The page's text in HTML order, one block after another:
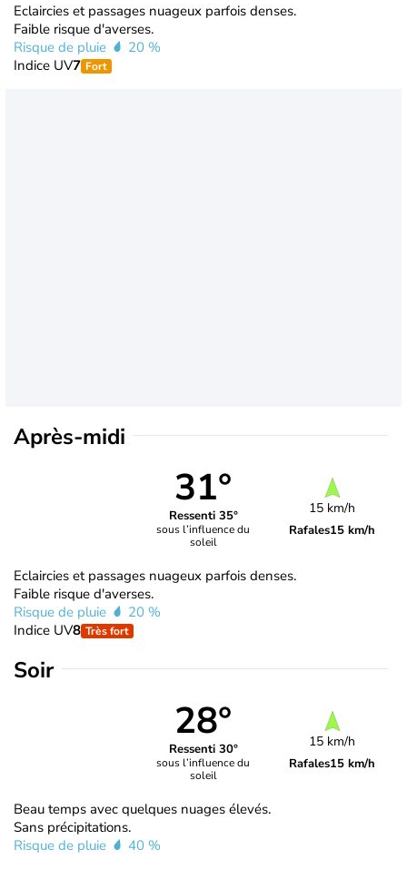
Eclaircies et passages nuageux parfois denses.
Faible risque d'averses.
Risque de pluie
20 %
Indice UV7 Fort
Après-midi
31°
Ressenti 35°
sous l’influence du
soleil
15 km/h
Rafales15 km/h
Eclaircies et passages nuageux parfois denses.
Faible risque d'averses.
Risque de pluie
20 %
Indice UV8 Très fort
Soir
28°
Ressenti 30°
sous l’influence du
soleil
15 km/h
Rafales15 km/h
Beau temps avec quelques nuages élevés.
Sans précipitations.
Risque de pluie
40 %